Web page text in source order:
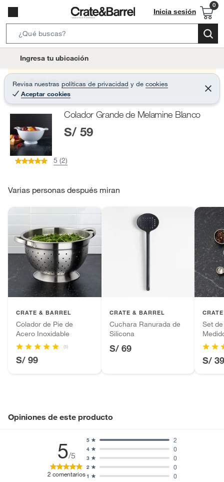
Inicia sesión
e
r
c
B
t
o
Ingresa tu ubicación
Revisa nuestras políticas de privacidad y de cookies
Aceptar cookies
C
e
r
Producto sin stock :(
Colador Grande de Melamine Blanco
S/ 59
5 (2)
Varias personas después miran
CRATE & BARREL
Colador de Pie de
Acero Inoxidable
(5)
S/ 99
CRATE & BARREL
Cuchara Ranurada de
Silicona
S/ 69
Set
S/
Opiniones de este producto
5/5
2 comentarios1 0
2 0
3 0
4 0
5 2